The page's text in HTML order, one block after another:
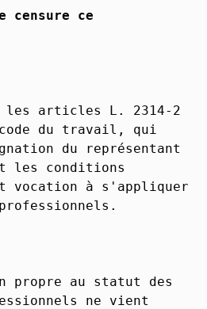
censure ce
les articles L. 2314-2
du travail, qui
du représentant
les conditions
à s'appliquer
propre au statut des
ne vient